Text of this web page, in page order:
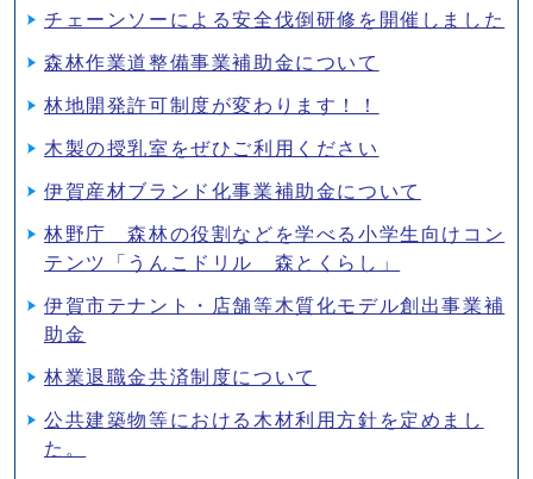
チェーンソーによる安全伐倒研修を開催しました
森林作業道整備事業補助金について
林地開発許可制度が変わります！！
木製の授乳室をぜひご利用ください
伊賀産材ブランド化事業補助金について
林野庁 森林の役割などを学べる小学生向けコン
テンツ「うんこドリル 森とくらし」
伊賀市テナント・店舗等木質化モデル創出事業補
助金
林業退職金共済制度について
公共建築物等における木材利用方針を定めまし
た。